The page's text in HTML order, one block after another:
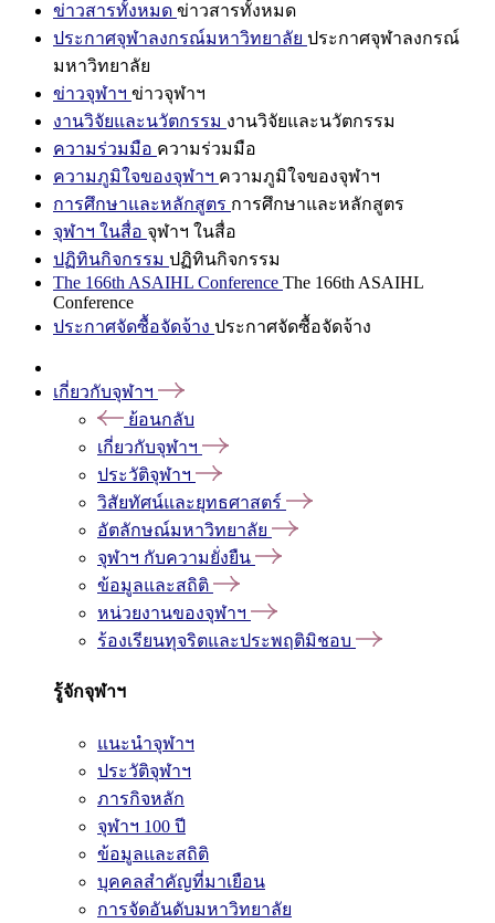
ข่าวสารทั้งหมด ข่าวสารทั้งหมด
ประกาศจุฬาลงกรณ์มหาวิทยาลัย ประกาศจุฬาลงกรณ์
มหาวิทยาลัย
ข่าวจุฬาฯ ข่าวจุฬาฯ
งานวิจัยและนวัตกรรม งานวิจัยและนวัตกรรม
ความร่วมมือ ความร่วมมือ
ความภูมิใจของจุฬาฯ ความภูมิใจของจุฬาฯ
การศึกษาและหลักสูตร การศึกษาและหลักสูตร
จุฬาฯ ในสื่อ จุฬาฯ ในสื่อ
ปฏิทินกิจกรรม ปฏิทินกิจกรรม
The 166th ASAIHL Conference The 166th ASAIHL
Conference
ประกาศจัดซื้อจัดจ้าง ประกาศจัดซื้อจัดจ้าง
เกี่ยวกับจุฬาฯ
ย้อนกลับ
เกี่ยวกับจุฬาฯ
ประวัติจุฬาฯ
วิสัยทัศน์และยุทธศาสตร์
อัตลักษณ์มหาวิทยาลัย
จุฬาฯ กับความยั่งยืน
ข้อมูลและสถิติ
หน่วยงานของจุฬาฯ
ร้องเรียนทุจริตและประพฤติมิชอบ
รู้จักจุฬาฯ
แนะนำจุฬาฯ
ประวัติจุฬาฯ
ภารกิจหลัก
จุฬาฯ 100 ปี
ข้อมูลและสถิติ
บุคคลสำคัญที่มาเยือน
การจัดอันดับมหาวิทยาลัย